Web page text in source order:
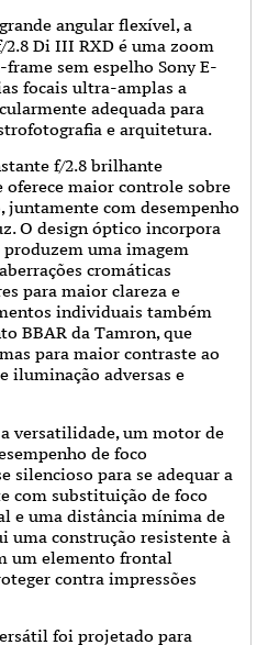
angular flexível, a
Di III RXD é uma zoom
sem espelho Sony E-
focais ultra-amplas a
adequada para
e arquitetura.
f/2.8 brilhante
oferece maior controle sobre
juntamente com desempenho
O design óptico incorpora
uma imagem
cromáticas
para maior clareza e
individuais também
BBAR da Tamron, que
para maior contraste ao
iluminação adversas e
versatilidade, um motor de
de foco
silencioso para se adequar a
com substituição de foco
e uma distância mínima de
uma construção resistente à
um elemento frontal
contra impressões
foi projetado para